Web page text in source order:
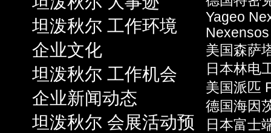
坦泼秋尔 工作环境
企业文化
坦泼秋尔 工作机会
企业新闻动态
坦泼秋尔 会展活动预
Yageo
Nexensos
美国森萨
日本林电
美国派匹
德国海因
日本富士